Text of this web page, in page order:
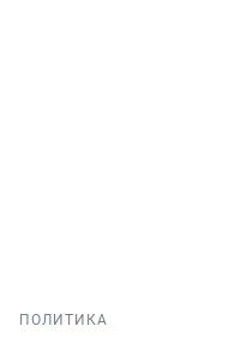
ПОЛИТИКА